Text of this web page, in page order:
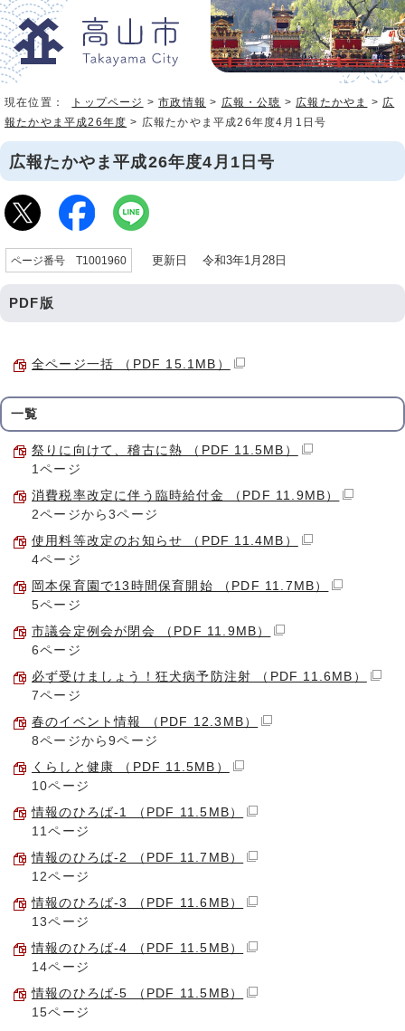
現在位置： トップページ >市政情報 > 広報・公聴 > 広報たかやま > 広
報たかやま平成26年度 > 広報たかやま平成26年度4月1日号
広報たかやま平成26年度4月1日号
ページ番号 T1001960 更新日 令和3年1月28日
PDF版
全ページ一括 （PDF 15.1MB）
一覧
祭りに向けて、稽古に熱 （PDF 11.5MB）
1ページ
消費税率改定に伴う臨時給付金 （PDF 11.9MB）
2ページから3ページ
使用料等改定のお知らせ （PDF 11.4MB）
4ページ
岡本保育園で13時間保育開始 （PDF 11.7MB）
5ページ
市議会定例会が閉会 （PDF 11.9MB）
6ページ
必ず受けましょう！狂犬病予防注射 （PDF 11.6MB）
7ページ
春のイベント情報 （PDF 12.3MB）
8ページから9ページ
くらしと健康 （PDF 11.5MB）
10ページ
情報のひろば-1 （PDF 11.5MB）
11ページ
情報のひろば-2 （PDF 11.7MB）
12ページ
情報のひろば-3 （PDF 11.6MB）
13ページ
情報のひろば-4 （PDF 11.5MB）
14ページ
情報のひろば-5 （PDF 11.5MB）
15ページ